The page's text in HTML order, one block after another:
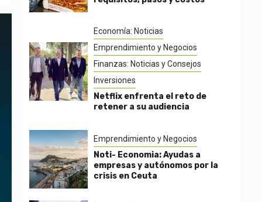
Economía: Noticias
Emprendimiento y Negocios
Finanzas: Noticias y Consejos
Inversiones
Netflix enfrenta el reto de
retener a su audiencia
Emprendimiento y Negocios
Noti- Economia: Ayudas a
empresas y autónomos por la
crisis en Ceuta